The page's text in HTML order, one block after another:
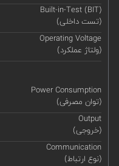
Built-in-Test (BIT)
(تست داخلی)
Operating Voltage
(ولتاژ عملکرد)
Power Consumption
(توان مصرفی)
Output
(خروجی)
Communication
(نوع ارتباط)